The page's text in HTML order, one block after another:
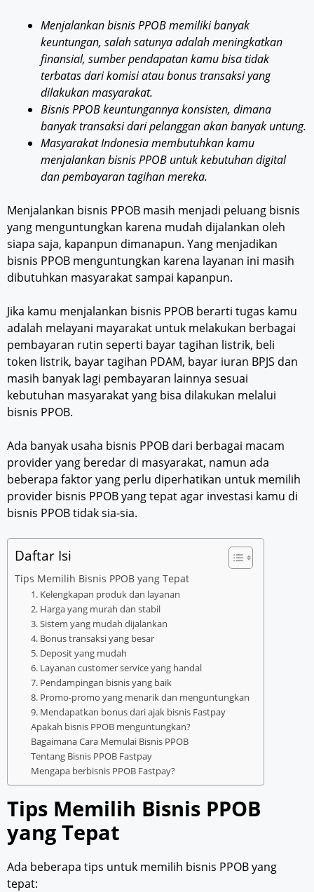
Menjalankan bisnis PPOB memiliki banyak
keuntungan, salah satunya adalah meningkatkan
finansial, sumber pendapatan kamu bisa tidak
terbatas dari komisi atau bonus transaksi yang
dilakukan masyarakat.
Bisnis PPOB keuntungannya konsisten, dimana
banyak transaksi dari pelanggan akan banyak untung.
Masyarakat Indonesia membutuhkan kamu
menjalankan bisnis PPOB untuk kebutuhan digital
dan pembayaran tagihan mereka.
Menjalankan bisnis PPOB masih menjadi peluang bisnis
yang menguntungkan karena mudah dijalankan oleh
siapa saja, kapanpun dimanapun. Yang menjadikan
bisnis PPOB menguntungkan karena layanan ini masih
dibutuhkan masyarakat sampai kapanpun.
Jika kamu menjalankan bisnis PPOB berarti tugas kamu
adalah melayani mayarakat untuk melakukan berbagai
pembayaran rutin seperti bayar tagihan listrik, beli
token listrik, bayar tagihan PDAM, bayar iuran BPJS dan
masih banyak lagi pembayaran lainnya sesuai
kebutuhan masyarakat yang bisa dilakukan melalui
bisnis PPOB.
Ada banyak usaha bisnis PPOB dari berbagai macam
provider yang beredar di masyarakat, namun ada
beberapa faktor yang perlu diperhatikan untuk memilih
provider bisnis PPOB yang tepat agar investasi kamu di
bisnis PPOB tidak sia-sia.
Daftar Isi
Tips Memilih Bisnis PPOB yang Tepat
1. Kelengkapan produk dan layanan
2. Harga yang murah dan stabil
3. Sistem yang mudah dijalankan
4. Bonus transaksi yang besar
5. Deposit yang mudah
6. Layanan customer service yang handal
7. Pendampingan bisnis yang baik
8. Promo-promo yang menarik dan menguntungkan
9. Mendapatkan bonus dari ajak bisnis Fastpay
Apakah bisnis PPOB menguntungkan?
Bagaimana Cara Memulai Bisnis PPOB
Tentang Bisnis PPOB Fastpay
Mengapa berbisnis PPOB Fastpay?
Tips Memilih Bisnis PPOB
yang Tepat
Ada beberapa tips untuk memilih bisnis PPOB yang
tepat: